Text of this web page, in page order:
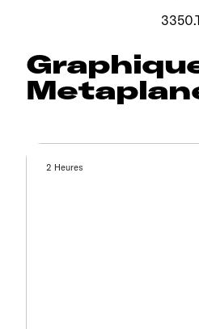
2 Heures